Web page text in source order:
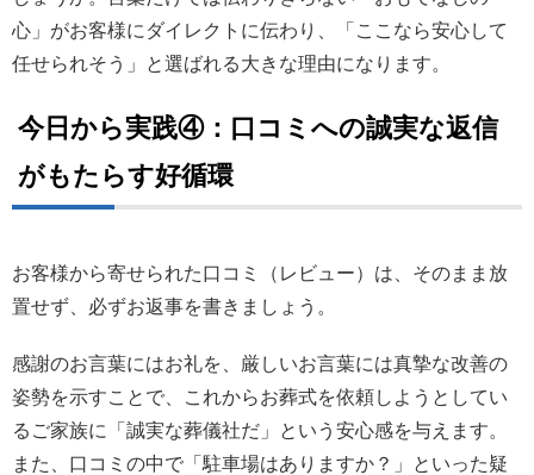
心」がお客様にダイレクトに伝わり、「ここなら安心して
任せられそう」と選ばれる大きな理由になります。
今日から実践④：口コミへの誠実な返信
がもたらす好循環
お客様から寄せられた口コミ（レビュー）は、そのまま放
置せず、必ずお返事を書きましょう。
感謝のお言葉にはお礼を、厳しいお言葉には真摯な改善の
姿勢を示すことで、これからお葬式を依頼しようとしてい
るご家族に「誠実な葬儀社だ」という安心感を与えます。
また、口コミの中で「駐車場はありますか？」といった疑